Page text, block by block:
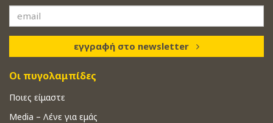
εγγραφή στο newsletter
Οι πυγολαμπίδες
Ποιες είμαστε
Media – Λένε για εμάς